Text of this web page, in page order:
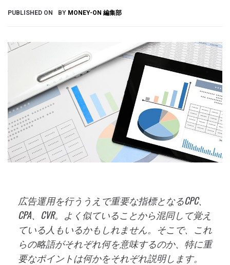
PUBLISHED ON BY MONEY-ON 編集部
広告運用を行ううえで重要な指標となるCPC、
CPA、CVR。よく似ていることから混同して覚え
ている人もいるかもしれません。そこで、これ
らの略語がそれぞれ何を意味するのか、特に重
要なポイントは何かをそれぞれ説明します。